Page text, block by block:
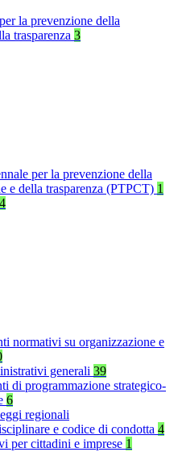
la prevenzione della
trasparenza 3
per la prevenzione della
e della trasparenza (PTPCT) 1
normativi su organizzazione e
generali 39
di programmazione strategico-
6
regionali
e codice di condotta 4
per cittadini e imprese 1